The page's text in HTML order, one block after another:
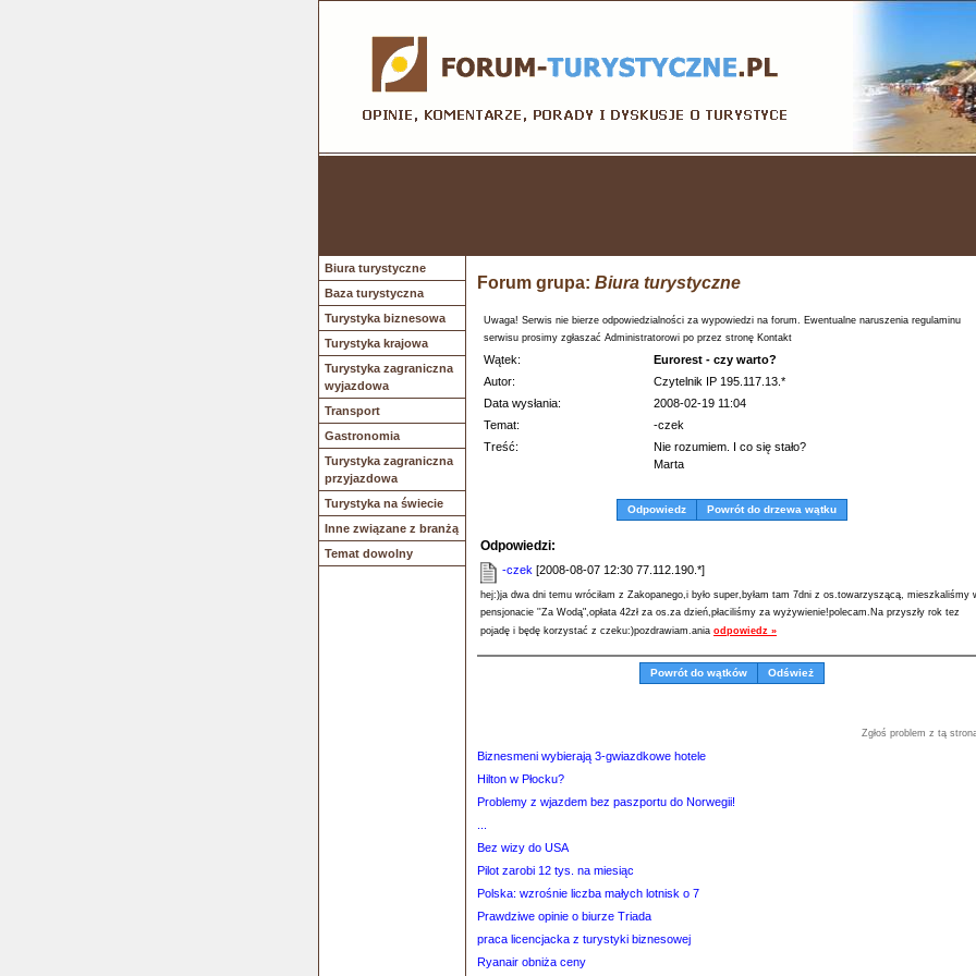
Biura turystyczne
Baza turystyczna
Turystyka biznesowa
Turystyka krajowa
Turystyka zagraniczna
wyjazdowa
Transport
Gastronomia
Turystyka zagraniczna
przyjazdowa
Turystyka na świecie
Inne związane z branżą
Temat dowolny
Forum grupa: Biura turystyczne
Uwaga! Serwis nie bierze odpowiedzialności za wypowiedzi na forum. Ewentualne naruszenia regulaminu
serwisu prosimy zgłaszać Administratorowi po przez stronę Kontakt
Wątek:
Eurorest - czy warto?
Autor:
Czytelnik IP 195.117.13.*
Data wysłania:
2008-02-19 11:04
Temat:
-czek
Treść:
Nie rozumiem. I co się stało?
Marta
Odpowiedz Powrót do drzewa wątku
Odpowiedzi:
-czek [2008-08-07 12:30 77.112.190.*]
hej:)ja dwa dni temu wróciłam z Zakopanego,i było super,byłam tam 7dni z os.towarzyszącą, mieszkaliśmy
pensjonacie ''Za Wodą",opłata 42zł za os.za dzień,płaciliśmy za wyżywienie!polecam.Na przyszły rok tez
pojadę i będę korzystać z czeku:)pozdrawiam.ania odpowiedz »
Powrót do wątków Odśwież
Zgłoś problem z tą
Biznesmeni wybierają 3-gwiazdkowe hotele
Hilton w Płocku?
Problemy z wjazdem bez paszportu do Norwegii!
Bez wizy do USA
Pilot zarobi 12 tys. na miesiąc
Polska: wzrośnie liczba małych lotnisk o 7
Prawdziwe opinie o biurze Triada
praca licencjacka z turystyki biznesowej
Ryanair obniża ceny